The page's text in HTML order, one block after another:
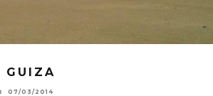
GUIZA
07/03/2014